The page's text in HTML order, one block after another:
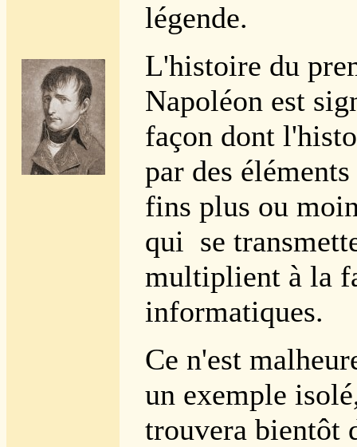
légende.
L'histoire du
Napoléon est
façon dont
par des
fins plus ou
qui se
multiplient à la
informatiques.
Ce n'est
un exemple
trouvera bientôt